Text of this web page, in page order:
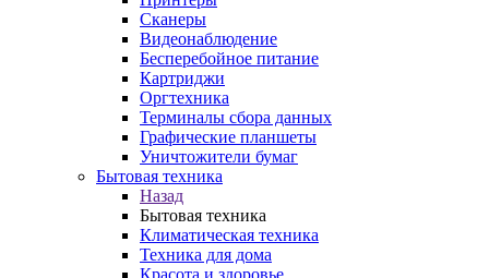
Сканеры
Видеонаблюдение
Бесперебойное питание
Картриджи
Оргтехника
Терминалы сбора данных
Графические планшеты
Уничтожители бумаг
Бытовая техника
Назад
Бытовая техника
Климатическая техника
Техника для дома
Красота и здоровье